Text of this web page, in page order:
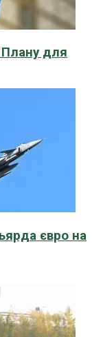
для
євро на